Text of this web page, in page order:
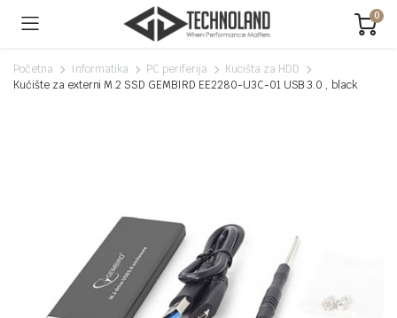
0
Početna Informatika PC periferija
Kucišta za HDD
Kućište za externi M.2 SSD GEMBIRD EE2280-U3C-01 USB 3.0 , black